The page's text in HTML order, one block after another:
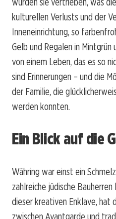
kulturellen Verlusts und der
Inneneinrichtung, so
Gelb und Regalen in
von einem Leben, das es so
sind Erinnerungen – und die
der Familie, die
werden konnten.
Ein Blick auf die
Währing war einst ein
zahlreiche jüdische
dieser kreativen Enklave, hat
zwischen Avantgarde und